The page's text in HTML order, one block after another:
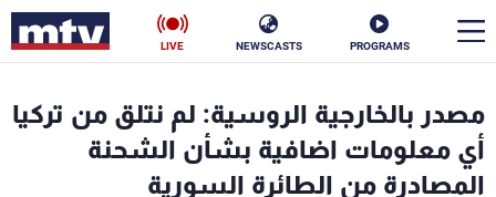
PROGRAMS
NEWSCASTS
LIVE
مصدر بالخارجية الروسية: لم نتلق من تركيا
أي معلومات اضافية بشأن الشحنة
المصادرة من الطائرة السورية
الأخبار